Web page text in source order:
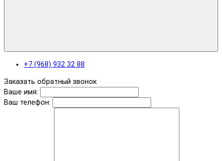
+7 (968) 932 32 88
Заказать обратный звонок
Ваше имя:
Ваш телефон: